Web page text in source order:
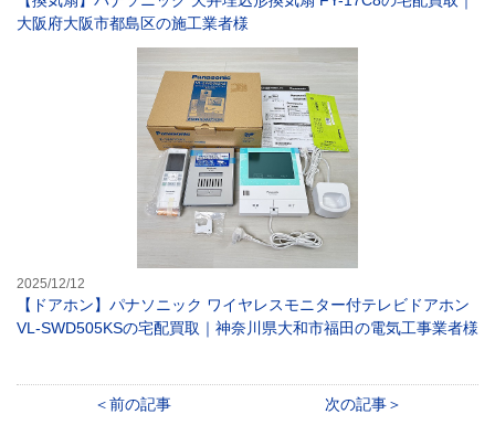
大阪府大阪市都島区の施工業者様
2025/12/12
【ドアホン】パナソニック ワイヤレスモニター付テレビドアホン
VL-SWD505KSの宅配買取｜神奈川県大和市福田の電気工事業者様
前の記事 次の記事